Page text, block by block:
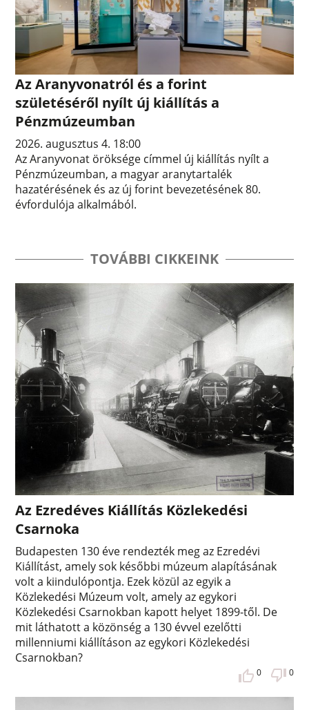
Az Aranyvonatról és a forint
születéséről nyílt új kiállítás a
Pénzmúzeumban
2026. augusztus 4. 18:00
Az Aranyvonat öröksége címmel új kiállítás nyílt a
Pénzmúzeumban, a magyar aranytartalék
hazatérésének és az új forint bevezetésének 80.
évfordulója alkalmából.
TOVÁBBI CIKKEINK
Az Ezredéves Kiállítás Közlekedési
Csarnoka
Budapesten 130 éve rendezték meg az Ezredévi
Kiállítást, amely sok későbbi múzeum alapításának
volt a kiindulópontja. Ezek közül az egyik a
Közlekedési Múzeum volt, amely az egykori
Közlekedési Csarnokban kapott helyet 1899-től. De
mit láthatott a közönség a 130 évvel ezelőtti
millenniumi kiállításon az egykori Közlekedési
Csarnokban?
0 0